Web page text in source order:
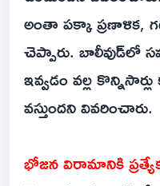
అంతా పక్కా ప్రణాళిక,
చెప్పారు. బాలీవుడ్‌లో
ఇవ్వడం వల్ల
వస్తుందని వివరించారు.
భోజన విరామానికి